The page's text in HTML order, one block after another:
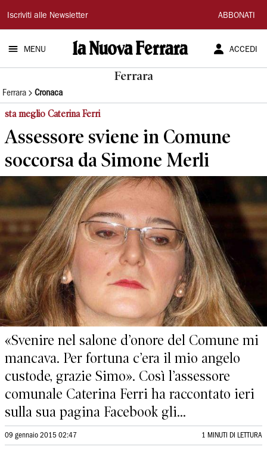
La
Nuova
Ferrara
Iscriviti alle Newsletter ABBONATI
MENU ACCEDI
Ferrara
Ferrara Cronaca
sta meglio Caterina Ferri
Assessore sviene in Comune
soccorsa da Simone Merli
«Svenire nel salone d’onore del Comune mi
mancava. Per fortuna c’era il mio angelo
custode, grazie Simo». Così l’assessore
comunale Caterina Ferri ha raccontato ieri
sulla sua pagina Facebook gli...
09 gennaio 2015 02:47 1 MINUTI DI LETTURA